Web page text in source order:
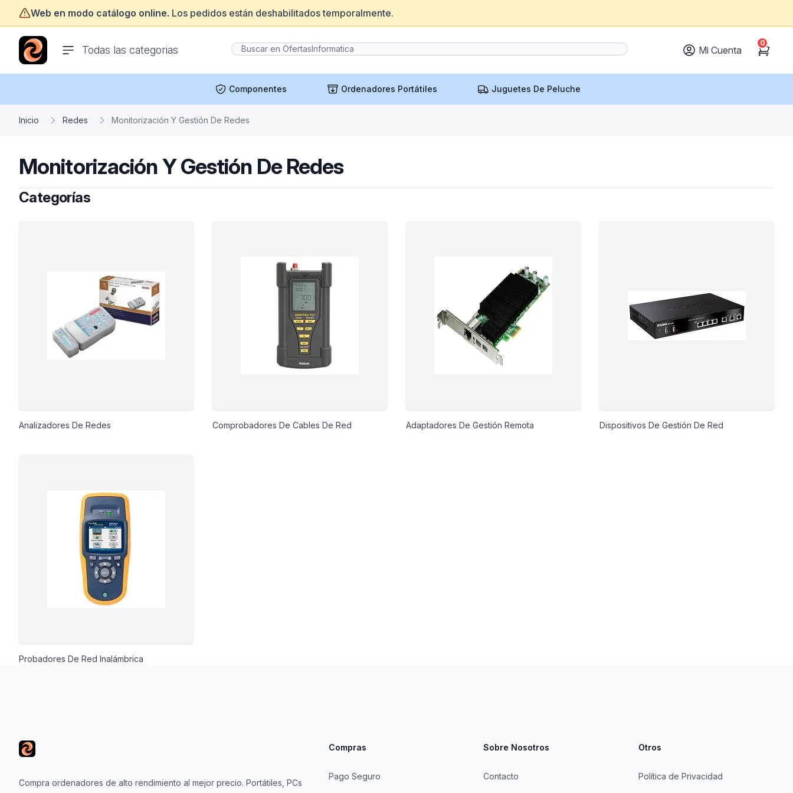
Web en modo catálogo online. Los pedidos están deshabilitados temporalmente.
Todas las categorias
ofertasinformatica.com
Mi Cuenta Cart
0
Componentes Ordenadores Portátiles Juguetes De Peluche
Inicio Redes Monitorización Y Gestión De Redes
Monitorización Y Gestión De Redes
Categorías
Analizadores De Redes Comprobadores De Cables De Red Adaptadores De Gestión Remota Dispositivos De Gestión De Red
Probadores De Red Inalámbrica
Compra ordenadores de alto rendimiento al mejor precio. Portátiles, PCs
Compras
Pago Seguro
Sobre Nosotros
Contacto
Otros
Política de Privacidad